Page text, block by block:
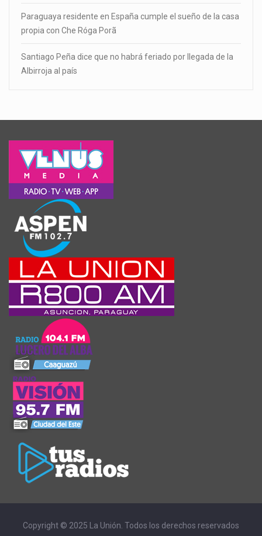
Paraguaya residente en España cumple el sueño de la casa
propia con Che Róga Porã
Santiago Peña dice que no habrá feriado por llegada de la
Albirroja al país
Copyright © 2025 La Unión. Todos los derechos reservados